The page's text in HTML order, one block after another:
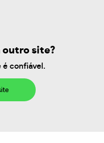
outro site?
é confiável.